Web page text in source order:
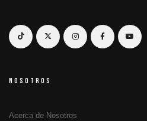
NOSOTROS
Acerca de Nosotros